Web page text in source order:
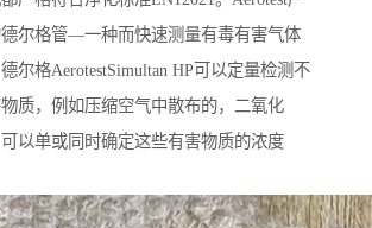
尔格管—一种而快速测量有毒有害气体
尔格AerotestSimultan HP可以定量检测不
质，例如压缩空气中散布的，二氧化
以单或同时确定这些有害物质的浓度